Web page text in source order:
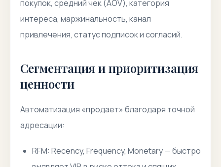
покупок, средний чек (AOV), категория
интереса, маржинальность, канал
привлечения, статус подписок и согласий.
Сегментация и приоритизация
ценности
Автоматизация «продает» благодаря точной
адресации:
RFM: Recency, Frequency, Monetary — быстро